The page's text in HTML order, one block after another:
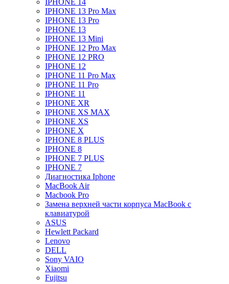
IPHONE 14
IPHONE 13 Pro Max
IPHONE 13 Pro
IPHONE 13
IPHONE 13 Mini
IPHONE 12 Pro Max
IPHONE 12 PRO
IPHONE 12
IPHONE 11 Pro Max
IPHONE 11 Pro
IPHONE 11
IPHONE XR
IPHONE XS MAX
IPHONE XS
IPHONE X
IPHONE 8 PLUS
IPHONE 8
IPHONE 7 PLUS
IPHONE 7
Диагностика Iphone
MacBook Air
Macbook Pro
Замена верхней части корпуса MacBook с
клавиатурой
ASUS
Hewlett Packard
Lenovo
DELL
Sony VAIO
Xiaomi
Fujitsu